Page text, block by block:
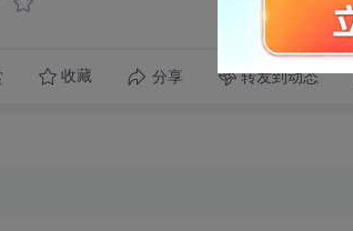
收藏 分享 转发到动态